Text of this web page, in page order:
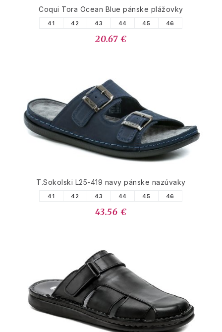
Coqui Tora Ocean Blue pánske plážovky
41 42 43 44 45 46
20.67 €
T.Sokolski L25-419 navy pánske nazúvaky
41 42 43 44 45 46
43.56 €